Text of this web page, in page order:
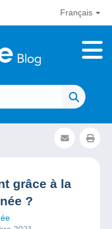
Français
grâce à la
?